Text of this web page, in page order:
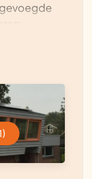
2004 en
De
(isolatie,
voorzien